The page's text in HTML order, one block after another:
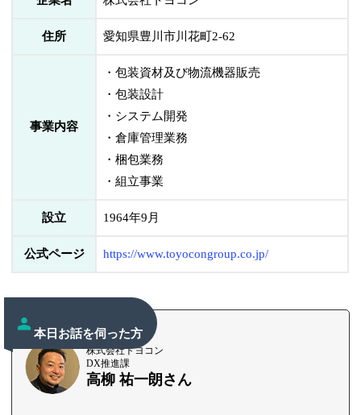
住所 愛知県豊川市川花町2-62
事業内容
・包装資材及び物流機器販売
・包装設計
・システム開発
・倉庫管理業務
・梱包業務
・組立事業
設立 1964年9月
公式ページ https://www.toyocongroup.co.jp/
本日お話を伺った方
株式会社トヨコン
DX推進課
高柳 祐一朗さん